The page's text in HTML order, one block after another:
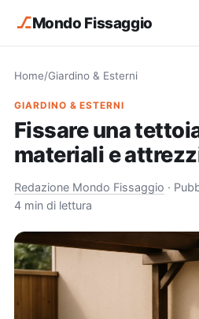
⎇Mondo Fissaggio
Home/Giardino & Esterni
GIARDINO & ESTERNI
Fissare una
materiali e
Redazione Mondo Fissaggio ·
4 min di lettura